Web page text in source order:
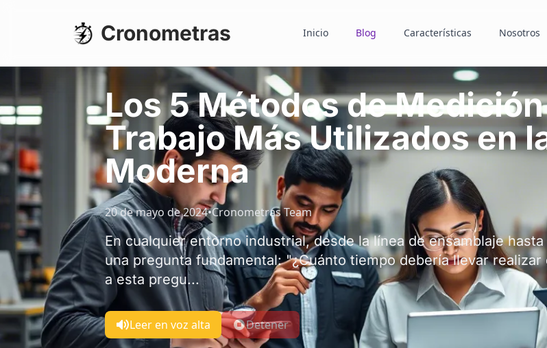
Cronometras Inicio Blog Características Nosotros
Los 5 Métodos de
Trabajo Más Utilizados en
Moderna
20 de mayo de 2024•Cronometras Team
En cualquier entorno industrial, desde la línea de ensamblaje
una pregunta fundamental: "¿Cuánto tiempo debería llevar realizar
a esta pregu...
Leer en voz alta Detener